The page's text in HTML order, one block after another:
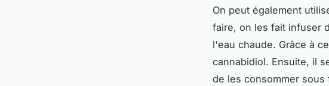
On peut également
faire, on les fait infuser
l'eau chaude. Grâce à
cannabidiol. Ensuite, il
de les consommer sous